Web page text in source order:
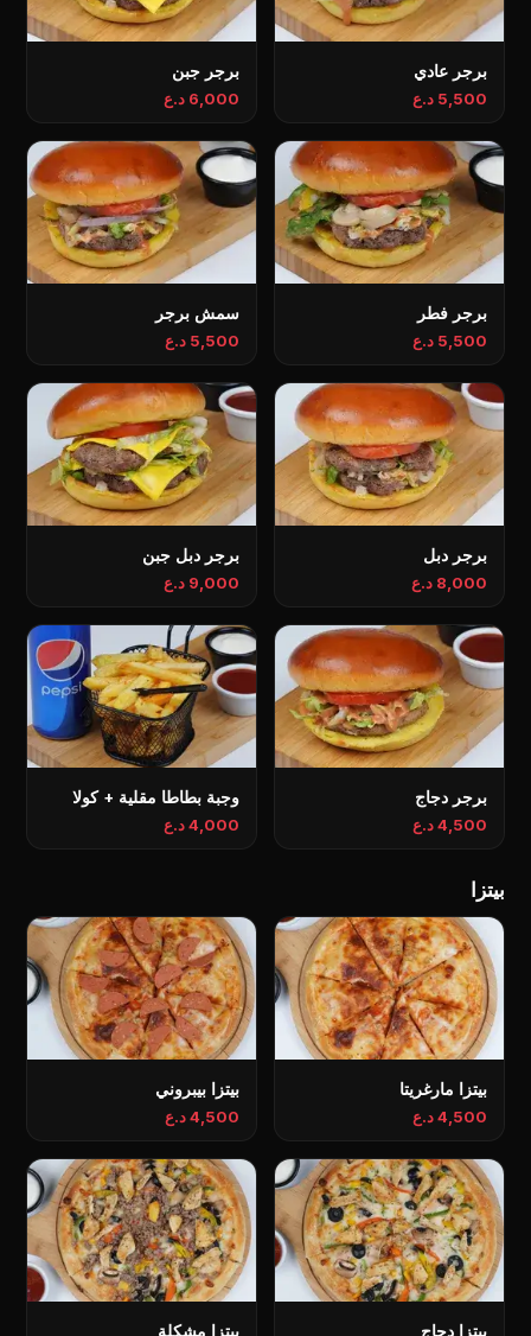
برجر عادي
5,500 د.ع
برجر جبن
6,000 د.ع
برجر فطر
5,500 د.ع
سمش برجر
5,500 د.ع
برجر دبل
8,000 د.ع
برجر دبل جبن
9,000 د.ع
برجر دجاج
4,500 د.ع
وجبة بطاطا مقلية + كولا
4,000 د.ع
بيتزا
بيتزا مارغريتا
4,500 د.ع
بيتزا بيبروني
4,500 د.ع
بيتزا دجاج بيتزا مشكلة